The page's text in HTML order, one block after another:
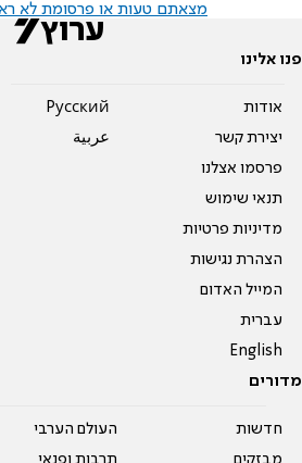
מצאתם טעות או פרסומת לא
פנו אלינו
אודות
יצירת קשר
פרסמו אצלנו
תנאי שימוש
מדיניות פרטיות
הצהרת נגישות
המייל האדום
עברית
English
Pусский
عربية
מדורים
חדשות
העולם הערבי